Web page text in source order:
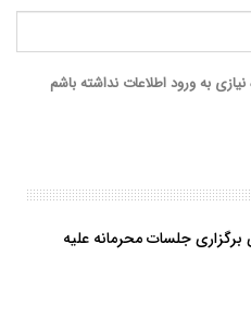
به ورود اطلاعات نداشته باشم
برگزاری جلسات محرمانه علیه